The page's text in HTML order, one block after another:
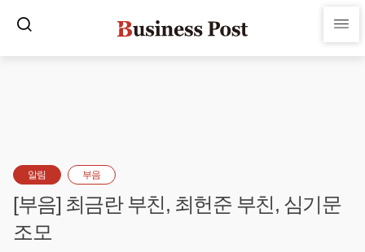
알림 부음
[부음] 최금란 부친, 최헌준 부친, 심기문
조모